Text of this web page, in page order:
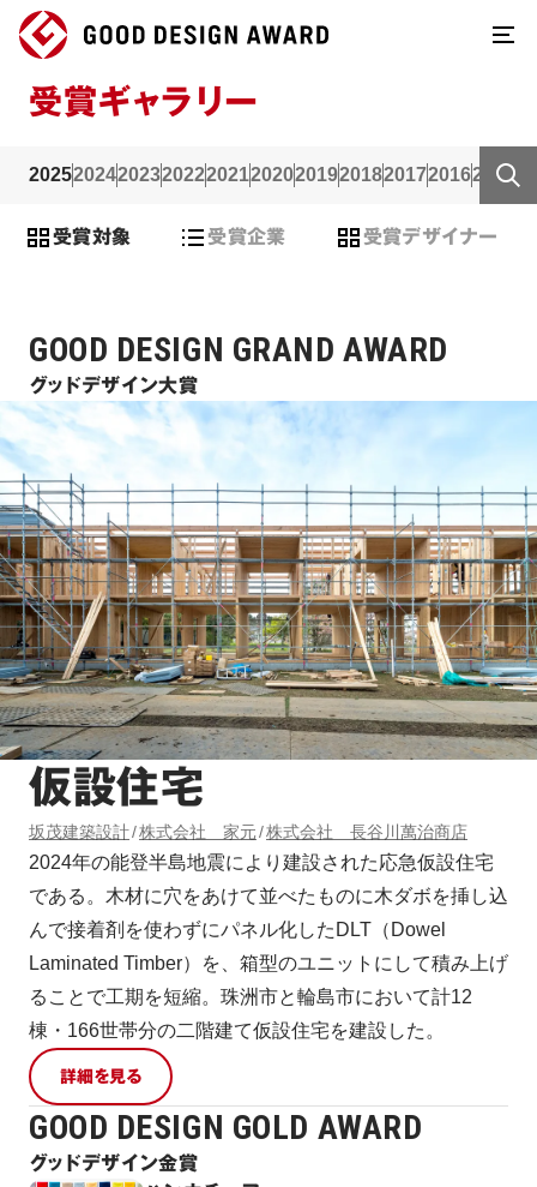
受賞ギャラリー
20252024202320222021202020192018201720162015
受賞対象 受賞企業 受賞デザイナー
GOOD DESIGN GRAND AWARD
グッドデザイン大賞
仮設住宅
坂茂建築設計 株式会社 家元 株式会社 長谷川萬治商店
2024年の能登半島地震により建設された応急仮設住宅
である。木材に穴をあけて並べたものに木ダボを挿し込
んで接着剤を使わずにパネル化したDLT（Dowel
Laminated Timber）を、箱型のユニットにして積み上げ
ることで工期を短縮。珠洲市と輪島市において計12
棟・166世帯分の二階建て仮設住宅を建設した。
詳細を見る
GOOD DESIGN GOLD AWARD
グッドデザイン金賞